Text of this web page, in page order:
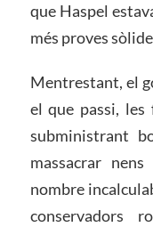
que Haspel
més proves
Mentrestant, el
el que passi, les
subministrant
massacrar
nombre
conservadors